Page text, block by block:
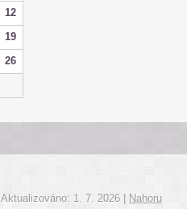
12
19
26
Aktualizováno: 1. 7. 2026
Nahoru